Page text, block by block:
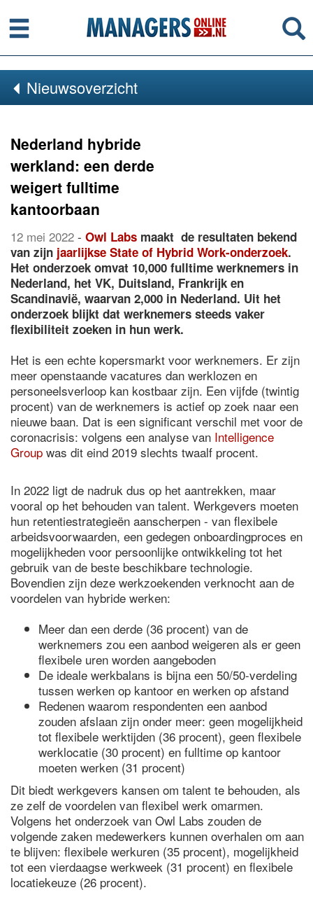
Menu
Nieuwsoverzicht
Nederland hybride
werkland: een derde
weigert fulltime
kantoorbaan
12 mei 2022 - Owl Labs maakt de resultaten bekend
van zijn jaarlijkse State of Hybrid Work-onderzoek.
Het onderzoek omvat 10,000 fulltime werknemers in
Nederland, het VK, Duitsland, Frankrijk en
Scandinavië, waarvan 2,000 in Nederland. Uit het
onderzoek blijkt dat werknemers steeds vaker
flexibiliteit zoeken in hun werk.
Het is een echte kopersmarkt voor werknemers. Er zijn
meer openstaande vacatures dan werklozen en
personeelsverloop kan kostbaar zijn. Een vijfde (twintig
procent) van de werknemers is actief op zoek naar een
nieuwe baan. Dat is een significant verschil met voor de
coronacrisis: volgens een analyse van Intelligence
Group was dit eind 2019 slechts twaalf procent.
In 2022 ligt de nadruk dus op het aantrekken, maar
vooral op het behouden van talent. Werkgevers moeten
hun retentiestrategieën aanscherpen - van flexibele
arbeidsvoorwaarden, een gedegen onboardingproces en
mogelijkheden voor persoonlijke ontwikkeling tot het
gebruik van de beste beschikbare technologie.
Bovendien zijn deze werkzoekenden verknocht aan de
voordelen van hybride werken:
Meer dan een derde (36 procent) van de
werknemers zou een aanbod weigeren als er geen
flexibele uren worden aangeboden
De ideale werkbalans is bijna een 50/50-verdeling
tussen werken op kantoor en werken op afstand
Redenen waarom respondenten een aanbod
zouden afslaan zijn onder meer: geen mogelijkheid
tot flexibele werktijden (36 procent), geen flexibele
werklocatie (30 procent) en fulltime op kantoor
moeten werken (31 procent)
Dit biedt werkgevers kansen om talent te behouden, als
ze zelf de voordelen van flexibel werk omarmen.
Volgens het onderzoek van Owl Labs zouden de
volgende zaken medewerkers kunnen overhalen om aan
te blijven: flexibele werkuren (35 procent), mogelijkheid
tot een vierdaagse werkweek (31 procent) en flexibele
locatiekeuze (26 procent).